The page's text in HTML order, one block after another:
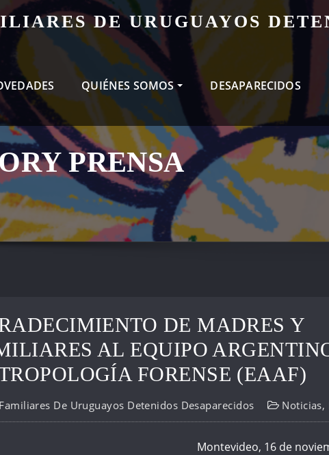
DE URUGUAYOS
QUIÉNES SOMOS DESAPARECIDOS
PRENSA
DE MADRES Y
AL EQUIPO
FORENSE (EAAF)
Familiares De Uruguayos Detenidos Desaparecidos Noticias,
Montevideo, 16 de